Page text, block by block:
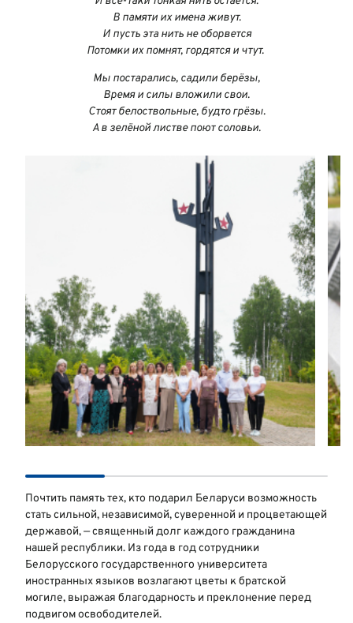
В памяти их имена живут.
И пусть эта нить не оборвется
Потомки их помнят, гордятся и чтут.
Мы постарались, садили берёзы,
Время и силы вложили свои.
Стоят белоствольные, будто грёзы.
А в зелёной листве поют соловьи.
Почтить память тех, кто подарил Беларуси возможность
стать сильной, независимой, суверенной и процветающей
державой, — священный долг каждого гражданина
нашей республики. Из года в год сотрудники
Белорусского государственного университета
иностранных языков возлагают цветы к братской
могиле, выражая благодарность и преклонение перед
подвигом освободителей.